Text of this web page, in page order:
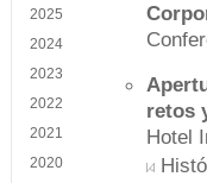
2025
2024
2023
2022
2021
2020
retos
Hotel